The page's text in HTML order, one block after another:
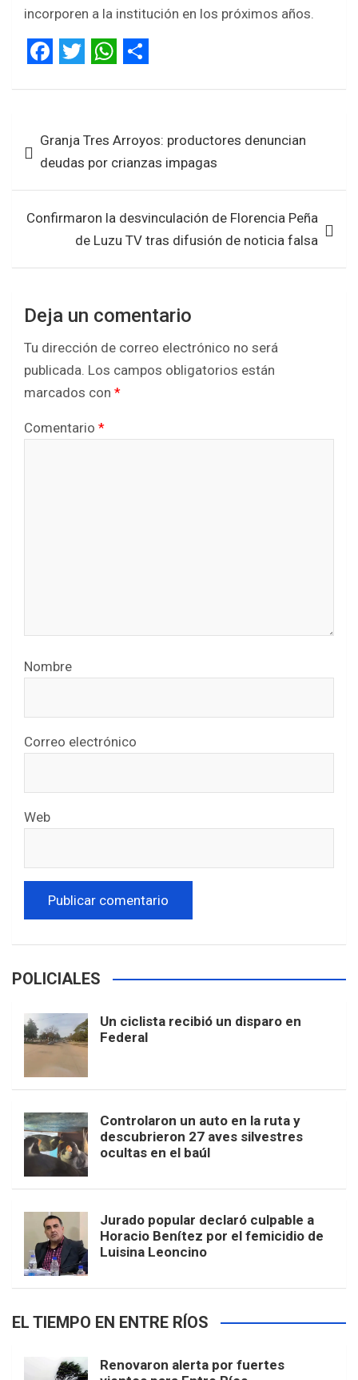
incorporen a la institución en los próximos años.
e
o
o
t
r
t
A
p
r
de
entradas
Granja Tres Arroyos: productores denuncian
deudas por crianzas impagas
Confirmaron la desvinculación de Florencia Peña
de Luzu TV tras difusión de noticia falsa
Deja un comentario
Tu dirección de correo electrónico no será
publicada. Los campos obligatorios están
marcados con *
Comentario *
Nombre
Correo electrónico
Web
POLICIALES
Un ciclista recibió un disparo en
Federal
Controlaron un auto en la ruta y
descubrieron 27 aves silvestres
ocultas en el baúl
Jurado popular declaró culpable a
Horacio Benítez por el femicidio de
Luisina Leoncino
EL TIEMPO EN ENTRE RÍOS
Renovaron alerta por fuertes